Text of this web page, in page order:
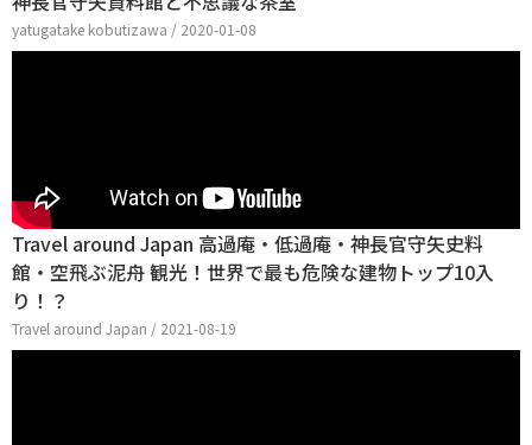
yatugatake kobutizawa / 2020-01-08
Travel around Japan 高過庵・低過庵・神長官守矢史料
館・空飛ぶ泥舟 観光！世界で最も危険な建物トップ10入
り！？
Travel around Japan / 2021-08-19